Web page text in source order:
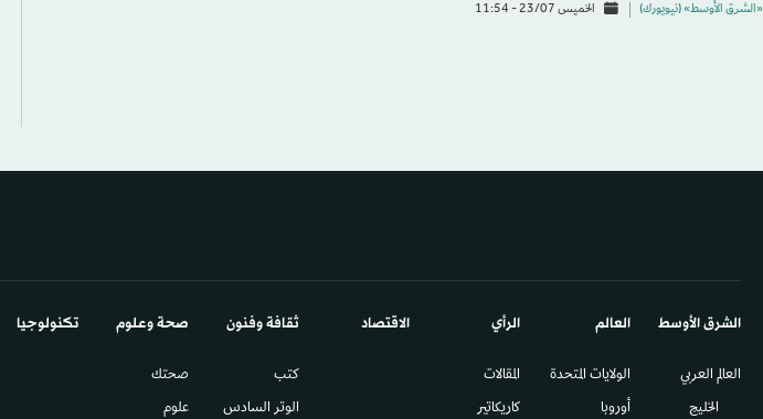
«الشرق الأوسط» (نيويورك) الخميس 23/07 - 11:54
الشرق الأوسط​
العالم العربي
الخليج
العالم
الولايات المتحدة
أوروبا
الرأي
المقالات
كاريكاتير
الاقتصاد ثقافة وفنون
كتب
الوتر السادس​
صحة وعلوم
صحتك
علوم
تكنولوجيا